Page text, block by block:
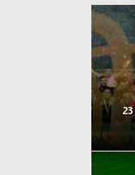
رسميا بشأن استضافة كأس إفريقيا تحت 23